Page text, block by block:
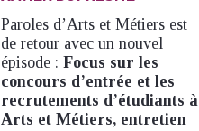
Paroles d’Arts et Métiers est
de retour avec un nouvel
épisode : Focus sur les
concours d’entrée et les
recrutements d’étudiants à
Arts et Métiers, entretien